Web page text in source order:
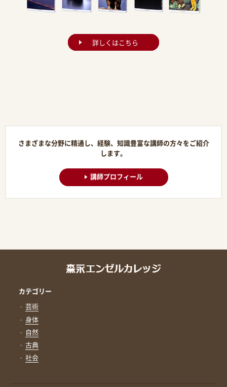
詳しくはこちら
さまざまな分野に精通し、経験、知識豊富な講師の方々をご紹介
します。
講師プロフィール
カテゴリー
芸術
身体
自然
古典
社会